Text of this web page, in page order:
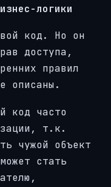
логики
код. Но он
доступа,
правил
описаны.
код часто
т.к.
чужой объект
стать